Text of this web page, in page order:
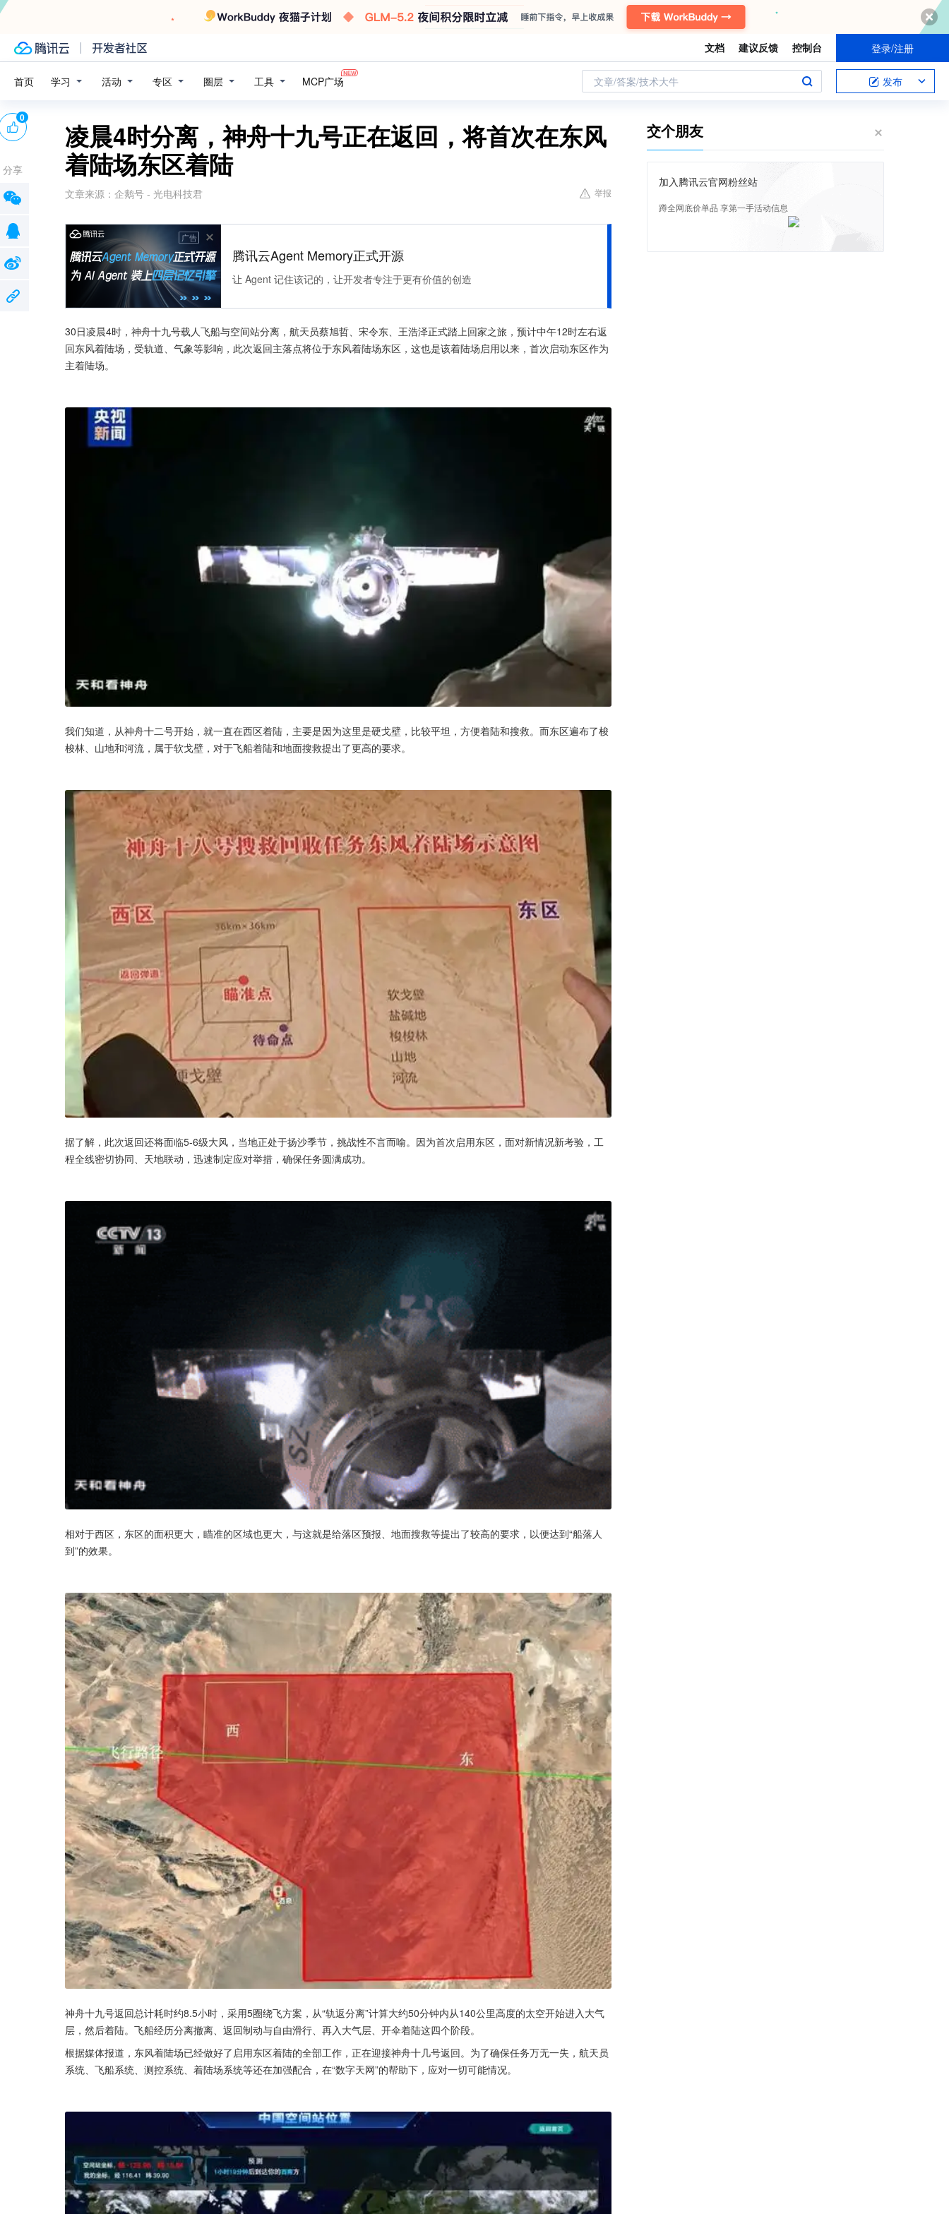
文档 建议反馈 控制台 登录/注册
首页 学习 活动 专区 圈层 工具 MCP广场 文章/答案/技术大牛 发布
凌晨4时分离，神舟十九号正在返回，将首次在东风
着陆场东区着陆
文章来源： 企鹅号 - 光电科技君 举报
广告
腾讯云Agent Memory正式开源
让 Agent 记住该记的，让开发者专注于更有价值的创造
30日凌晨4时，神舟十九号载人飞船与空间站分离，航天员蔡旭哲、宋令东、王浩泽正式踏上回家之旅，预计中午12时左右返
回东风着陆场，受轨道、气象等影响，此次返回主落点将位于东风着陆场东区，这也是该着陆场启用以来，首次启动东区作为
主着陆场。
我们知道，从神舟十二号开始，就一直在西区着陆，主要是因为这里是硬戈壁，比较平坦，方便着陆和搜救。而东区遍布了梭
梭林、山地和河流，属于软戈壁，对于飞船着陆和地面搜救提出了更高的要求。
据了解，此次返回还将面临5-6级大风，当地正处于扬沙季节，挑战性不言而喻。因为首次启用东区，面对新情况新考验，工
程全线密切协同、天地联动，迅速制定应对举措，确保任务圆满成功。
相对于西区，东区的面积更大，瞄准的区域也更大，与这就是给落区预报、地面搜救等提出了较高的要求，以便达到“船落人
到”的效果。
神舟十九号返回总计耗时约8.5小时，采用5圈绕飞方案，从“轨返分离”计算大约50分钟内从140公里高度的太空开始进入大气
层，然后着陆。飞船经历分离撤离、返回制动与自由滑行、再入大气层、开伞着陆这四个阶段。
根据媒体报道，东风着陆场已经做好了启用东区着陆的全部工作，正在迎接神舟十几号返回。为了确保任务万无一失，航天员
系统、飞船系统、测控系统、着陆场系统等还在加强配合，在“数字天网”的帮助下，应对一切可能情况。
0
分享
交个朋友
加入腾讯云官网粉丝站
蹲全网底价单品 享第一手活动信息